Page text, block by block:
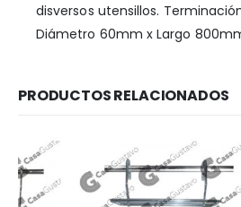
disversos utensillos.
Diámetro 60mm x Largo
PRODUCTOS RELACIONADOS